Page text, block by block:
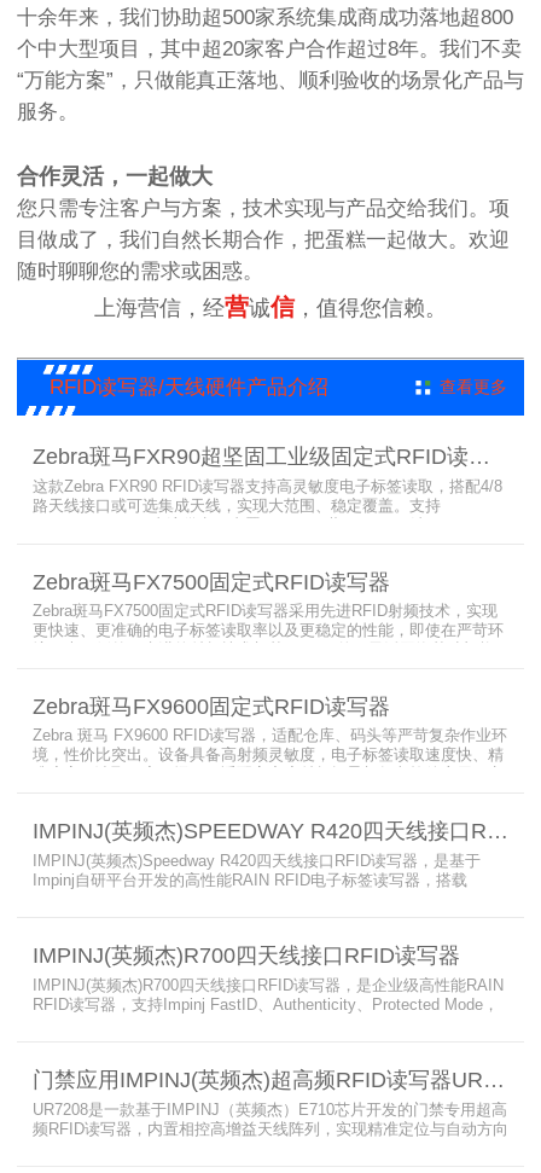
十余年来，我们协助超500家系统集成商成功落地超800
个中大型项目，其中超20家客户合作超过8年。我们不卖
“万能方案”，只做能真正落地、顺利验收的场景化产品与
服务。
合作灵活，一起做大
您只需专注客户与方案，技术实现与产品交给我们。项
目做成了，我们自然长期合作，把蛋糕一起做大。欢迎
随时聊聊您的需求或困惑。
上海营信，经营诚信，值得您信赖。
RFID读写器/天线硬件产品介绍 查看更多
Zebra斑马FXR90超坚固工业级固定式RFID读写器
这款Zebra FXR90 RFID读写器支持高灵敏度电子标签读取，搭配4/8
路天线接口或可选集成天线，实现大范围、稳定覆盖。支持
识别能力。
Zebra斑马FX7500固定式RFID读写器
Zebra斑马FX7500固定式RFID读写器采用先进RFID射频技术，实现
更快速、更准确的电子标签读取率以及更稳定的性能，即使在严苛环
平均成本提供稳定的高性能，更高的读写器灵敏度和更强的抗干扰能
力。
Zebra斑马FX9600固定式RFID读写器
Zebra 斑马 FX9600 RFID读写器，适配仓库、码头等严苛复杂作业环
境，性价比突出。设备具备高射频灵敏度，电子标签读取速度快、精
范围广，耐高低温、防尘防潮，有效降低部署与运维总成本。
IMPINJ(英频杰)SPEEDWAY R420四天线接口RFID读写器
IMPINJ(英频杰)Speedway R420四天线接口RFID读写器，是基于
Impinj自研平台开发的高性能RAIN RFID电子标签读写器，搭载
IMPINJ(英频杰)R700四天线接口RFID读写器
IMPINJ(英频杰)R700四天线接口RFID读写器，是企业级高性能RAIN
RFID读写器，支持Impinj FastID、Authenticity、Protected Mode，
门禁应用IMPINJ(英频杰)超高频RFID读写器UR7208
UR7208是一款基于IMPINJ（英频杰）E710芯片开发的门禁专用超高
频RFID读写器，内置相控高增益天线阵列，实现精准定位与自动方向